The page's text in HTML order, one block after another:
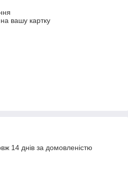
вашу картку
14 днів за домовленістю